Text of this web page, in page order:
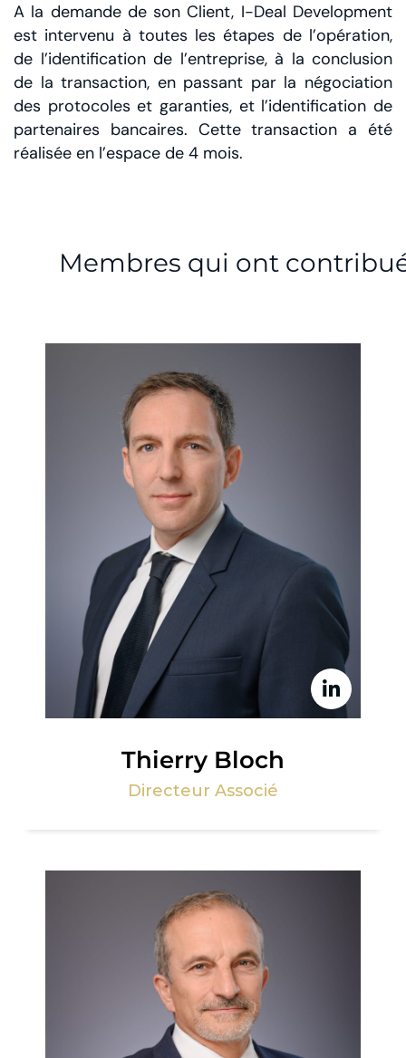
A la demande de son Client, I-Deal Development
est intervenu à toutes les étapes de l’opération,
de l’identification de l’entreprise, à la conclusion
de la transaction, en passant par la négociation
des protocoles et garanties, et l’identification de
partenaires bancaires. Cette transaction a été
réalisée en l’espace de 4 mois.
Membres qui ont
Thierry Bloch
Directeur Associé